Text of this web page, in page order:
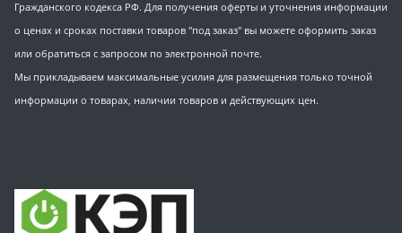
Гражданского кодекса РФ. Для получения оферты и уточнения информации
о ценах и сроках поставки товаров "под заказ" вы можете оформить заказ
или обратиться с запросом по электронной почте.
Мы прикладываем максимальные усилия для размещения только точной
информации о товарах, наличии товаров и действующих цен.